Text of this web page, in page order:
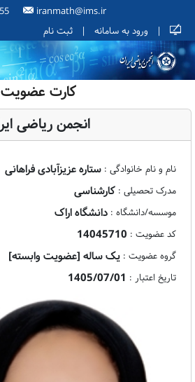
iranmath@ims.ir
|
ورود به سامانه | ثبت نام
کارت عضویت
انجمن ریاضی
نام و نام خانوادگی : ستاره عزیزآبادی فراهانی
مدرک تحصیلی : کارشناسی
موسسه/دانشگاه : دانشگاه اراک
کد عضویت : 14045710
گروه عضویت : یک ساله [عضویت وابسته]
تاریخ اعتبار : 1405/07/01